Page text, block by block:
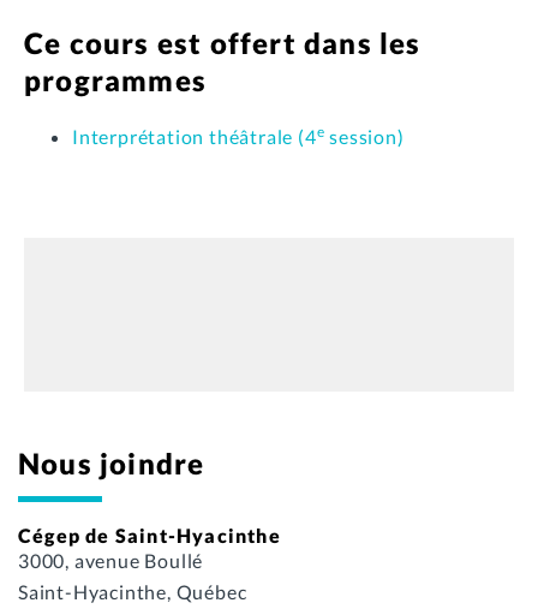
Ce cours est offert dans les
programmes
Interprétation théâtrale (4e session)
Nous joindre
Cégep de Saint-Hyacinthe
3000, avenue Boullé
Saint-Hyacinthe, Québec